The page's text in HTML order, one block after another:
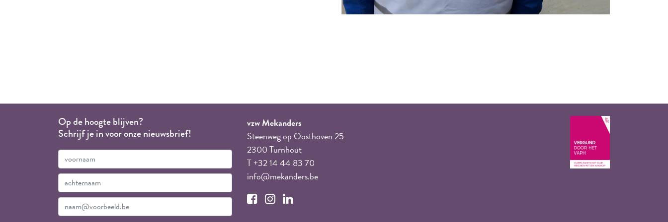
Op de hoogte blijven?
Schrijf je in voor onze nieuwsbrief!
vzw Mekanders
Steenweg op Oosthoven 25
2300 Turnhout
T +32 14 44 83 70
info@mekanders.be